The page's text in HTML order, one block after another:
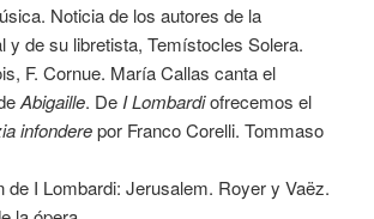
Noticia de los autores de la
y de su libretista, Temístocles Solera.
F. Cornue. María Callas canta el
Abigaille. De I Lombardiofrecemos el
infonderepor Franco Corelli. Tommaso
de I Lombardi: Jerusalem. Royer y Vaëz.